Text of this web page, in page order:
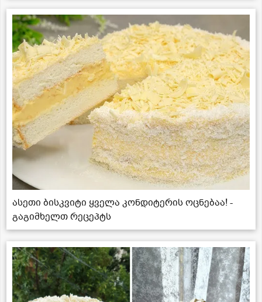
ასეთი ბისკვიტი ყველა კონდიტერის ოცნებაა! -
გაგიმხელთ რეცეპტს